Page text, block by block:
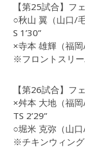
【第25試合】フ
○秋山 翼（山口/
S 1’30”
×寺本 雄輝（福岡
※フロントスリ
【第26試合】フ
×舛本 大地（福岡
TS 2’29”
○堀米 克弥（山口
※チキンウィン